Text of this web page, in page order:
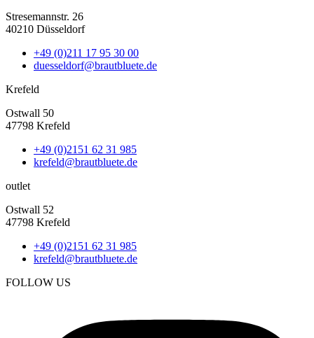
Stresemannstr. 26
40210 Düsseldorf
+49 (0)211 17 95 30 00
duesseldorf@brautbluete.de
Krefeld
Ostwall 50
47798 Krefeld
+49 (0)2151 62 31 985
krefeld@brautbluete.de
outlet
Ostwall 52
47798 Krefeld
+49 (0)2151 62 31 985
krefeld@brautbluete.de
FOLLOW US